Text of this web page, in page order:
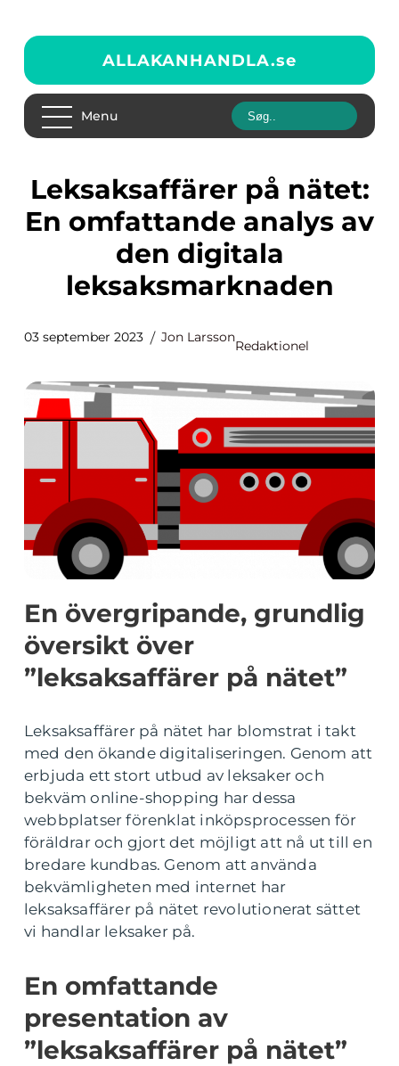
ALLAKANHANDLA.se
Menu
Leksaksaffärer på nätet:
En omfattande analys av
den digitala
leksaksmarknaden
03 september 2023 Jon Larsson
Redaktionel
En övergripande, grundlig
översikt över
”leksaksaffärer på nätet”
Leksaksaffärer på nätet har blomstrat i takt
med den ökande digitaliseringen. Genom att
erbjuda ett stort utbud av leksaker och
bekväm online-shopping har dessa
webbplatser förenklat inköpsprocessen för
föräldrar och gjort det möjligt att nå ut till en
bredare kundbas. Genom att använda
bekvämligheten med internet har
leksaksaffärer på nätet revolutionerat sättet
vi handlar leksaker på.
En omfattande
presentation av
”leksaksaffärer på nätet”